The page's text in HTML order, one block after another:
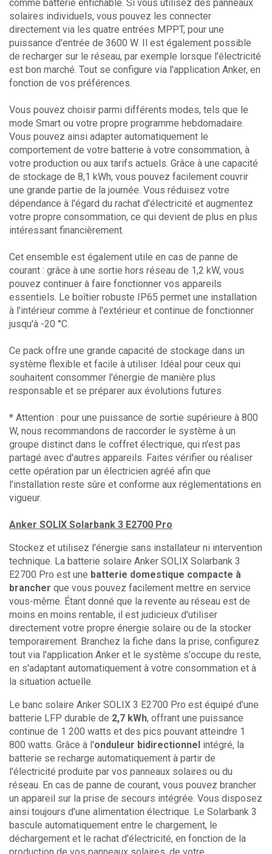
comme batterie enfichable. Si vous utilisez des panneaux
solaires individuels, vous pouvez les connecter
directement via les quatre entrées MPPT, pour une
puissance d'entrée de 3600 W. Il est également possible
de recharger sur le réseau, par exemple lorsque l'électricité
est bon marché. Tout se configure via l'application Anker, en
fonction de vos préférences.
Vous pouvez choisir parmi différents modes, tels que le
mode Smart ou votre propre programme hebdomadaire.
Vous pouvez ainsi adapter automatiquement le
comportement de votre batterie à votre consommation, à
votre production ou aux tarifs actuels. Grâce à une capacité
de stockage de 8,1 kWh, vous pouvez facilement couvrir
une grande partie de la journée. Vous réduisez votre
dépendance à l'égard du rachat d'électricité et augmentez
votre propre consommation, ce qui devient de plus en plus
intéressant financièrement.
Cet ensemble est également utile en cas de panne de
courant : grâce à une sortie hors réseau de 1,2 kW, vous
pouvez continuer à faire fonctionner vos appareils
essentiels. Le boîtier robuste IP65 permet une installation
à l'intérieur comme à l'extérieur et continue de fonctionner
jusqu'à -20 °C.
Ce pack offre une grande capacité de stockage dans un
système flexible et facile à utiliser. Idéal pour ceux qui
souhaitent consommer l'énergie de manière plus
responsable et se préparer aux évolutions futures.
* Attention : pour une puissance de sortie supérieure à 800
W, nous recommandons de raccorder le système à un
groupe distinct dans le coffret électrique, qui n'est pas
partagé avec d'autres appareils. Faites vérifier ou réaliser
cette opération par un électricien agréé afin que
l'installation reste sûre et conforme aux réglementations en
vigueur.
Anker SOLIX Solarbank 3 E2700 Pro
Stockez et utilisez l'énergie sans installateur ni intervention
technique. La batterie solaire Anker SOLIX Solarbank 3
E2700 Pro est une batterie domestique compacte à
brancher que vous pouvez facilement mettre en service
vous-même. Étant donné que la revente au réseau est de
moins en moins rentable, il est judicieux d'utiliser
directement votre propre énergie solaire ou de la stocker
temporairement. Branchez la fiche dans la prise, configurez
tout via l'application Anker et le système s'occupe du reste,
en s'adaptant automatiquement à votre consommation et à
la situation actuelle.
Le banc solaire Anker SOLIX 3 E2700 Pro est équipé d'une
batterie LFP durable de 2,7 kWh, offrant une puissance
continue de 1 200 watts et des pics pouvant atteindre 1
800 watts. Grâce à l'onduleur bidirectionnel intégré, la
batterie se recharge automatiquement à partir de
l'électricité produite par vos panneaux solaires ou du
réseau. En cas de panne de courant, vous pouvez brancher
un appareil sur la prise de secours intégrée. Vous disposez
ainsi toujours d'une alimentation électrique. Le Solarbank 3
bascule automatiquement entre le chargement, le
déchargement et le rachat d'électricité, en fonction de la